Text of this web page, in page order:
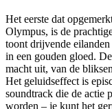
Het eerste dat
Olympus, is de
toont drijvende
in een gouden gloed.
macht uit, van de
Het geluidseffect is
soundtrack die de actie
worden – je kunt het